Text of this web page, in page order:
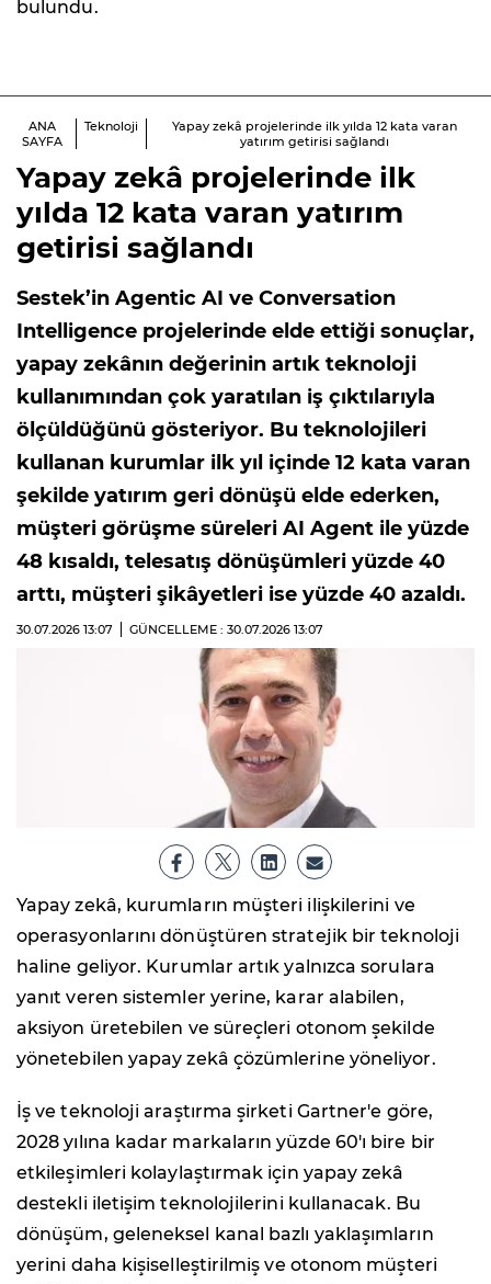
bulundu.
ANA
SAYFA
Teknoloji
Yapay zekâ projelerinde ilk yılda 12 kata varan
yatırım getirisi sağlandı
Yapay zekâ projelerinde ilk
yılda 12 kata varan yatırım
getirisi sağlandı
Sestek’in Agentic AI ve Conversation
Intelligence projelerinde elde ettiği sonuçlar,
yapay zekânın değerinin artık teknoloji
kullanımından çok yaratılan iş çıktılarıyla
ölçüldüğünü gösteriyor. Bu teknolojileri
kullanan kurumlar ilk yıl içinde 12 kata varan
şekilde yatırım geri dönüşü elde ederken,
müşteri görüşme süreleri AI Agent ile yüzde
48 kısaldı, telesatış dönüşümleri yüzde 40
arttı, müşteri şikâyetleri ise yüzde 40 azaldı.
30.07.2026 13:07 GÜNCELLEME : 30.07.2026 13:07
Yapay zekâ, kurumların müşteri ilişkilerini ve
operasyonlarını dönüştüren stratejik bir teknoloji
haline geliyor. Kurumlar artık yalnızca sorulara
yanıt veren sistemler yerine, karar alabilen,
aksiyon üretebilen ve süreçleri otonom şekilde
yönetebilen yapay zekâ çözümlerine yöneliyor.
İş ve teknoloji araştırma şirketi Gartner'e göre,
2028 yılına kadar markaların yüzde 60'ı bire bir
etkileşimleri kolaylaştırmak için yapay zekâ
destekli iletişim teknolojilerini kullanacak. Bu
dönüşüm, geleneksel kanal bazlı yaklaşımların
yerini daha kişiselleştirilmiş ve otonom müşteri